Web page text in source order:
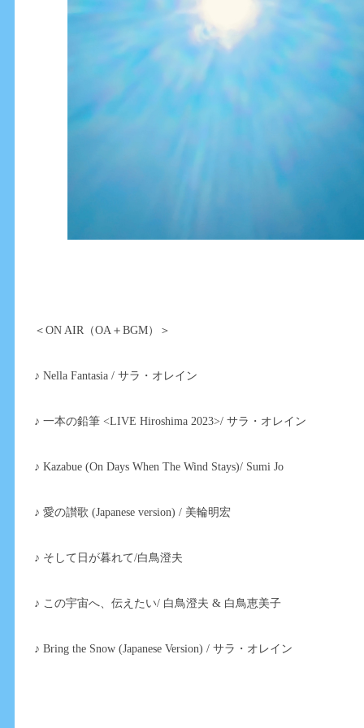
＜ON AIR（OA＋BGM）＞
♪ Nella Fantasia / サラ・オレイン
♪ 一本の鉛筆 <LIVE Hiroshima 2023>/ サラ・オレイン
♪ Kazabue (On Days When The Wind Stays)/ Sumi Jo
♪ 愛の讃歌 (Japanese version) / 美輪明宏
♪ そして日が暮れて/白鳥澄夫
♪ この宇宙へ、伝えたい/ 白鳥澄夫 & 白鳥恵美子
♪ Bring the Snow (Japanese Version) / サラ・オレイン